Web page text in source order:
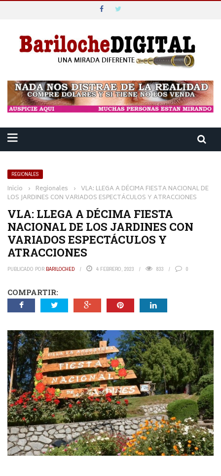
REGIONALES
Inicio › Regionales › VLA: LLEGA A DÉCIMA FIESTA NACIONAL DE
LOS JARDINES CON VARIADOS ESPECTÁCULOS Y ATRACCIONES
VLA: LLEGA A DÉCIMA FIESTA
NACIONAL DE LOS JARDINES CON
VARIADOS ESPECTÁCULOS Y
ATRACCIONES
PUBLICADO POR BARILOCHED 4 FEBRERO, 2023 833 0
COMPARTIR: